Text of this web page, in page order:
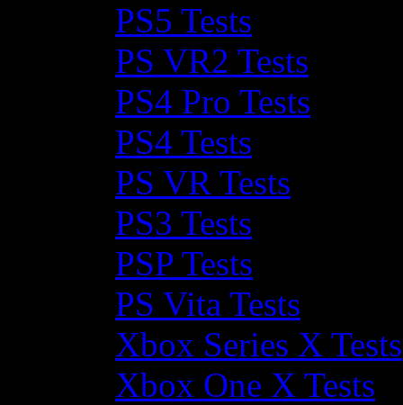
PS5 Tests
PS VR2 Tests
PS4 Pro Tests
PS4 Tests
PS VR Tests
PS3 Tests
PSP Tests
PS Vita Tests
Xbox Series X Tests
Xbox One X Tests